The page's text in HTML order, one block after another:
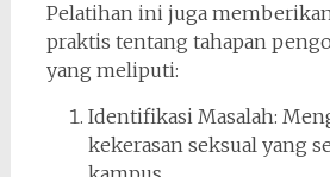
Pelatihan ini juga
praktis tentang tahapan
yang meliputi:
Identifikasi Masalah:
kekerasan seksual yang